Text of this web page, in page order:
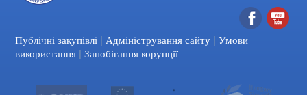
Facebook
Публічні закупівлі | Адміністрування сайту | Умови
використання | Запобігання корупції